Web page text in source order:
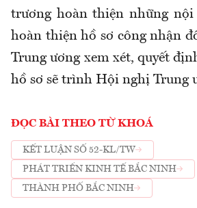
trương hoàn thiện những nội
hoàn thiện hồ sơ công nhận
Trung ương xem xét, quyết
hồ sơ sẽ trình Hội nghị Trung
ĐỌC BÀI THEO TỪ KHOÁ
KẾT LUẬN SỐ 52-KL/TW
PHÁT TRIỂN KINH TẾ BẮC NINH
THÀNH PHỐ BẮC NINH